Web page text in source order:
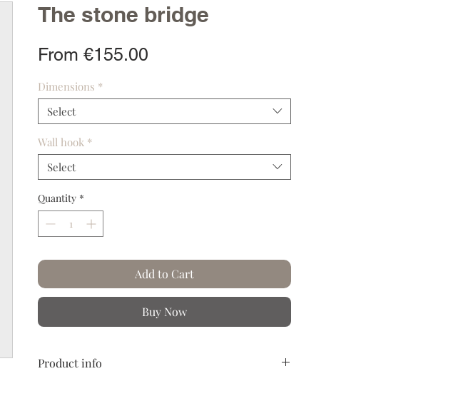
The stone bridge
From €155.00
Dimensions *
Select
Wall hook *
Select
Quantity *
Add to Cart
Buy Now
Product info